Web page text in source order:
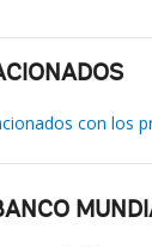
con los